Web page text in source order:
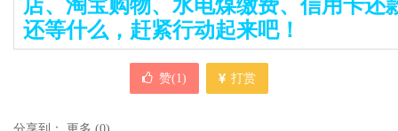
店、淘宝购物、水电煤缴费、信用卡还
还等什么，赶紧行动起来吧！
赞(1) 打赏